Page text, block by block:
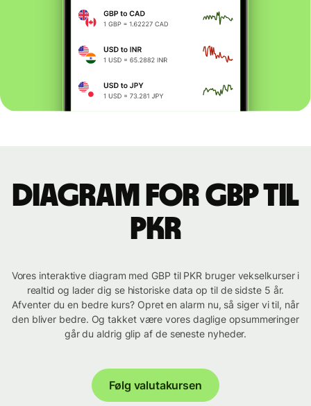
Diagram for GBP til
PKR
Vores interaktive diagram med GBP til PKR bruger vekselkurser i
realtid og lader dig se historiske data op til de sidste 5 år.
Afventer du en bedre kurs? Opret en alarm nu, så siger vi til, når
den bliver bedre. Og takket være vores daglige opsummeringer
går du aldrig glip af de seneste nyheder.
Følg valutakursen